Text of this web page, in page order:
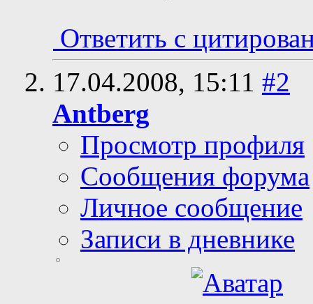
Ответить с
17.04.2008, 15:11 #2
Antberg
Просмотр профиля
Сообщения форума
Личное сообщение
Записи в дневнике